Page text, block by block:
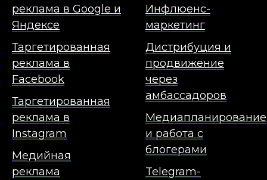
реклама в Google и
Яндексе
Таргетированная
реклама в
Facebook
Таргетированная
реклама в
Instagram
Медийная
реклама
Инфлюенс-
маркетинг
Дистрибуция и
продвижение
через
амбассадоров
Медиапланирование
и работа с
блогерами
Telegram-